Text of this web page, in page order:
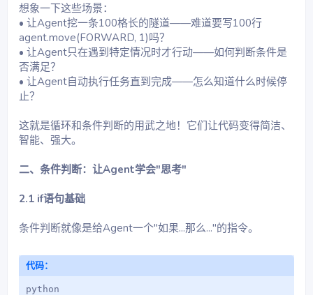
想象一下这些场景：
• 让Agent挖一条100格长的隧道——难道要写100行
agent.move(FORWARD, 1)吗？
• 让Agent只在遇到特定情况时才行动——如何判断条件是
否满足？
• 让Agent自动执行任务直到完成——怎么知道什么时候停
止？
这就是循环和条件判断的用武之地！它们让代码变得简洁、
智能、强大。
二、条件判断：让Agent学会"思考"
2.1 if语句基础
条件判断就像是给Agent一个"如果...那么..."的指令。
代码：
python